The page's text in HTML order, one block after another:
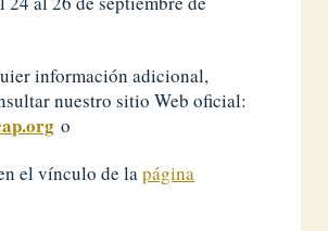
información adicional,
nuestro sitio Web oficial:
o
el vínculo de lapágina